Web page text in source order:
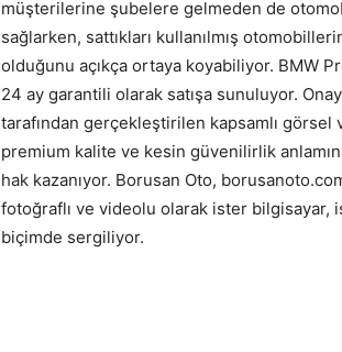
müşterilerine şubelere gelmeden de
sağlarken, sattıkları kullanılmış
olduğunu açıkça ortaya koyabiliyor. BMW
24 ay garantili olarak satışa sunuluyor.
tarafından gerçekleştirilen kapsamlı
premium kalite ve kesin güvenilirlik
hak kazanıyor. Borusan Oto,
fotoğraflı ve videolu olarak ister
biçimde sergiliyor.